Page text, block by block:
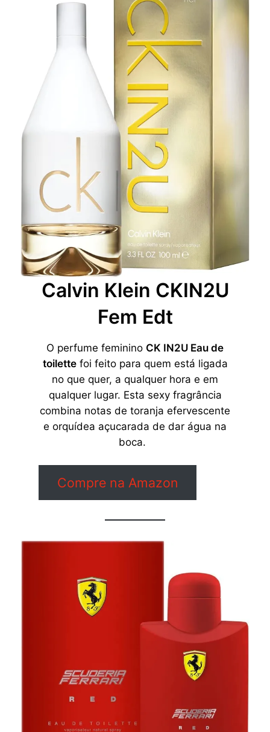
Calvin Klein CKIN2U
Fem Edt
O perfume feminino CK IN2U Eau de
toilettefoi feito para quem está ligada
no que quer, a qualquer hora e em
qualquer lugar. Esta sexy fragrância
combina notas de toranja efervescente
e orquídea açucarada de dar água na
boca.
Compre na Amazon